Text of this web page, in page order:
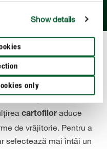
Show details
only
este o joacă de copii
sub pământ nu sunt la
cartofiloraduce
de vrăjitorie. Pentru a
selectează mai întâi un